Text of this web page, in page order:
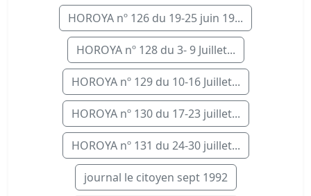
HOROYA nº 126 du 19-25 juin 19...
HOROYA nº 128 du 3- 9 Juillet...
HOROYA nº 129 du 10-16 Juillet...
HOROYA nº 130 du 17-23 juillet...
HOROYA nº 131 du 24-30 juillet...
journal le citoyen sept 1992